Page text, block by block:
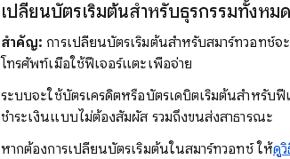
เปลี่ยนบัตรเริ่มต้นสำหรับธุรกรรมทั้งหม
สำคัญ: การเปลี่ยนบัตรเริ่มต้นสำหรับสมาร์ทวอทช์
โทรศัพท์เมื่อใช้ฟีเจอร์แตะเพื่อจ่าย
ระบบจะใช้บัตรเครดิตหรือบัตรเดบิตเริ่มต้นสำหรับ
ชำระเงินแบบไม่ต้องสัมผัส รวมถึงขนส่งสาธารณะ
หากต้องการเปลี่ยนบัตรเริ่มต้นในสมาร์ทวอทช์ ให้ดู